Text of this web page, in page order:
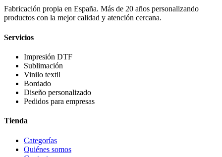
Fabricación propia en España. Más de 20 años personalizando
productos con la mejor calidad y atención cercana.
Servicios
Impresión DTF
Sublimación
Vinilo textil
Bordado
Diseño personalizado
Pedidos para empresas
Tienda
Categorías
Quiénes somos